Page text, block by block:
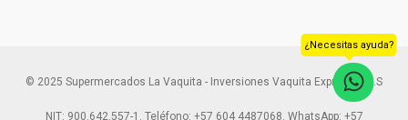
© 2025 Supermercados La Vaquita - Inversiones Vaquita Express S.A.S
NIT: 900.642.557-1. Teléfono: +57 604 4487068. WhatsApp: +57
¿Necesitas ayuda?